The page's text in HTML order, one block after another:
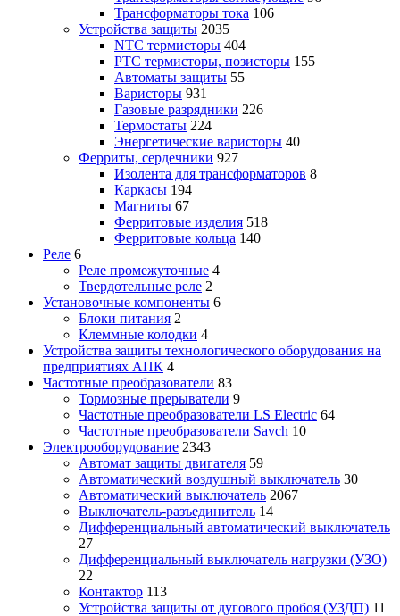
Трансформаторы тока 106
Устройства защиты 2035
NTC термисторы 404
PTC термисторы, позисторы 155
Автоматы защиты 55
Варисторы 931
Газовые разрядники 226
Термостаты 224
Энергетические варисторы 40
Ферриты, сердечники 927
Изолента для трансформаторов 8
Каркасы 194
Магниты 67
Ферритовые изделия 518
Ферритовые кольца 140
Реле 6
Реле промежуточные 4
Твердотельные реле 2
Установочные компоненты 6
Блоки питания 2
Клеммные колодки 4
Устройства защиты технологического оборудования на
предприятиях АПК 4
Частотные преобразователи 83
Тормозные прерыватели 9
Частотные преобразователи LS Electric 64
Частотные преобразователи Savch 10
Электрооборудование 2343
Автомат защиты двигателя 59
Автоматический воздушный выключатель 30
Автоматический выключатель 2067
Выключатель-разъединитель 14
Дифференциальный автоматический выключатель
27
Дифференциальный выключатель нагрузки (УЗО)
22
Контактор 113
Устройства защиты от дугового пробоя (УЗДП) 11